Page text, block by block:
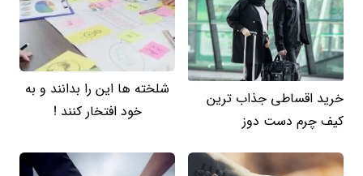
خرید اقساطی جذاب ترین
کیف چرم دست دوز
شلخته ها این را بدانند و به
خود افتخار کنند !